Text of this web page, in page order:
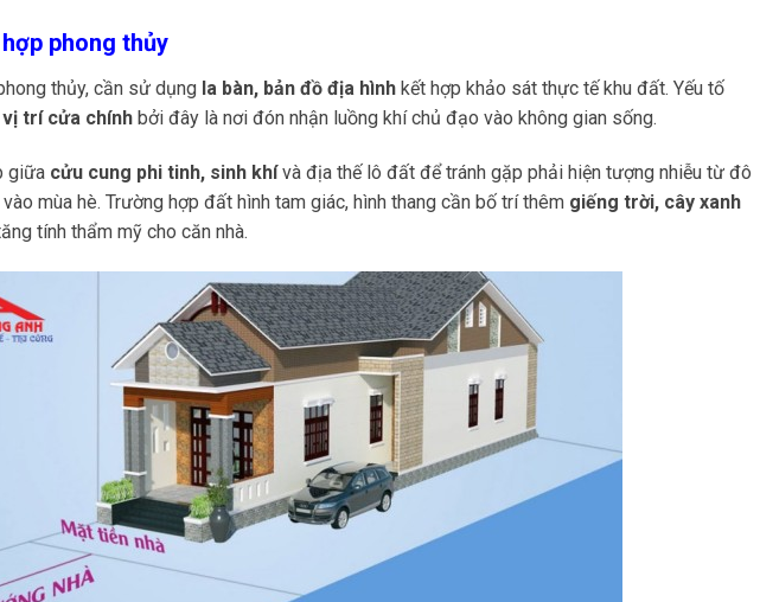
phong thủy
thủy, cần sử dụng la bàn, bản đồ địa hình kết hợp khảo sát thực tế khu đất. Yếu tố
trí cửa chính bởi đây là nơi đón nhận luồng khí chủ đạo vào không gian sống.
giữa cửu cung phi tinh, sinh khívà địa thế lô đất để tránh gặp phải hiện tượng nhiễu từ đô
mùa hè. Trường hợp đất hình tam giác, hình thang cần bố trí thêm giếng trời, cây xanh
tính thẩm mỹ cho căn nhà.